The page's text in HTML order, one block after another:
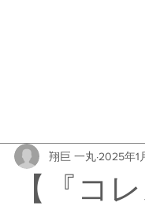
【『コ
翔巨 一丸 2025年1